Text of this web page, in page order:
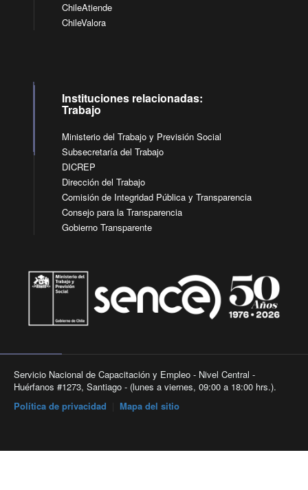
ChileAtiende
ChileValora
Instituciones relacionadas:
Trabajo
Ministerio del Trabajo y Previsión Social
Subsecretaría del Trabajo
DICREP
Dirección del Trabajo
Comisión de Integridad Pública y Transparencia
Consejo para la Transparencia
Gobierno Transparente
Servicio Nacional de Capacitación y Empleo - Nivel Central -
Huérfanos #1273, Santiago - (lunes a viernes, 09:00 a 18:00 hrs.).
Política de privacidad
Mapa del sitio